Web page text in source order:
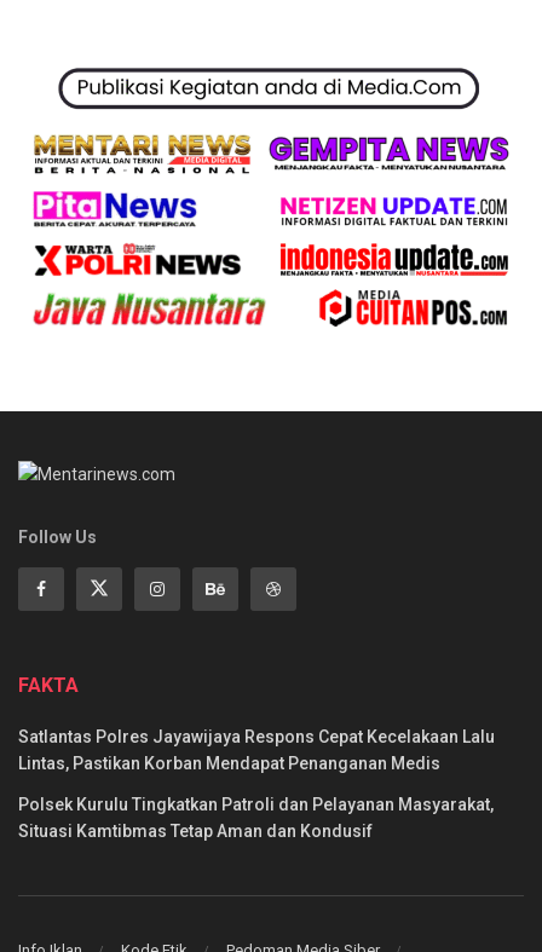
Follow Us
FAKTA
Satlantas Polres Jayawijaya Respons Cepat Kecelakaan Lalu
Lintas, Pastikan Korban Mendapat Penanganan Medis
Polsek Kurulu Tingkatkan Patroli dan Pelayanan Masyarakat,
Situasi Kamtibmas Tetap Aman dan Kondusif